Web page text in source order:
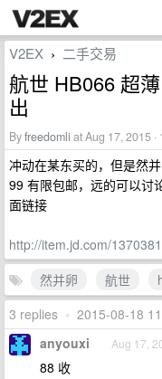
V2EX › 二手交易
航世 HB066 超
出
Byfreedomli at Aug 17, 2015
冲动在某东买的，但是然
99 有限包邮，远的可以讨
面链接
http://item.jd.com/
然并卵
航世
3 replies • 2015-08-18
anyouxi Aug 17,
88 收